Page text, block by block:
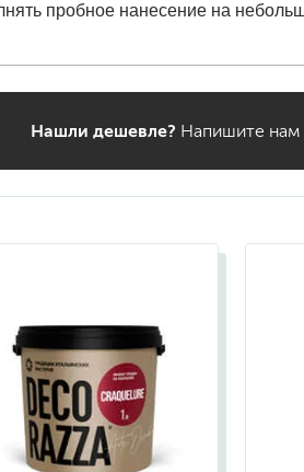
пробное нанесение на
Нашли дешевле? Напишите нам